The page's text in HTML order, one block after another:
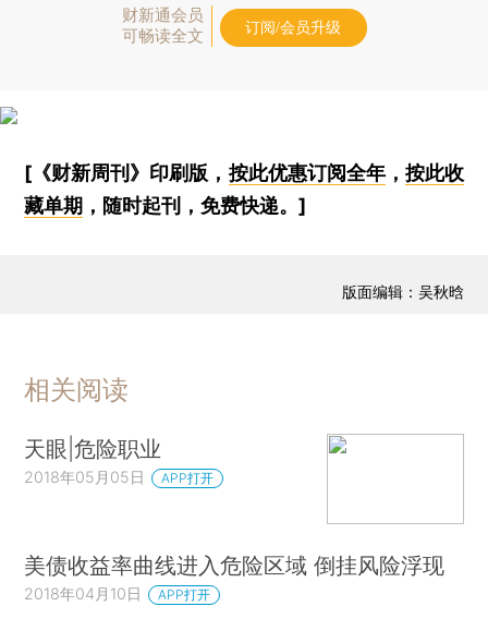
财新通会员
可畅读全文
订阅/会员升级
[《财新周刊》印刷版， 按此优惠订阅全年， 按此收
藏单期 ，随时起刊，免费快递。]
版面编辑：吴秋晗
相关阅读
天眼|危险职业
2018年05月05日 APP打开
美债收益率曲线进入危险区域 倒挂风险浮现
2018年04月10日 APP打开